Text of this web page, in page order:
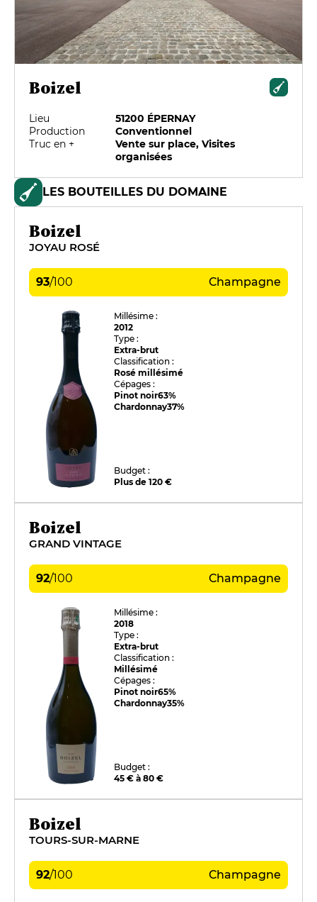
Boizel
Lieu
51200 ÉPERNAY
Production
Conventionnel
Truc en +
Vente sur place, Visites
organisées
LES BOUTEILLES DU DOMAINE
Boizel
JOYAU ROSÉ
93/100 Champagne
Millésime :
2012
Type :
Extra-brut
Classification :
Rosé millésimé
Cépages :
Pinot noir63%
Chardonnay37%
Budget :
Plus de 120 €
Boizel
GRAND VINTAGE
92/100 Champagne
Millésime :
2018
Type :
Extra-brut
Classification :
Millésimé
Cépages :
Pinot noir65%
Chardonnay35%
Budget :
45 € à 80 €
Boizel
TOURS-SUR-MARNE
92/100 Champagne